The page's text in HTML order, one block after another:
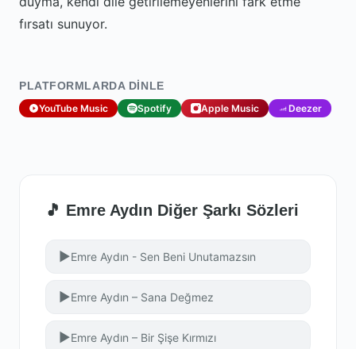
fırsatı sunuyor.
PLATFORMLARDA DINLE
YouTube Music Spotify Apple Music Deezer
🎵 Emre Aydın Diğer Şarkı Sözleri
▶Emre Aydın - Sen Beni Unutamazsın
▶Emre Aydın – Sana Değmez
▶Emre Aydın – Bir Şişe Kırmızı